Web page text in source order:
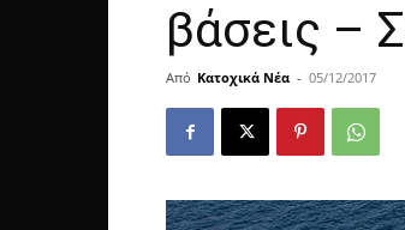
βάσεις –
Από Κατοχικά Νέα - 05/12/2017